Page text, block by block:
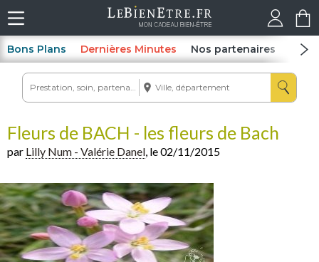
Bons Plans Dernières Minutes Nos partenaires Spas
Fleurs de BACH - les fleurs de Bach
par Lilly Num - Valérie Danel, le 02/11/2015